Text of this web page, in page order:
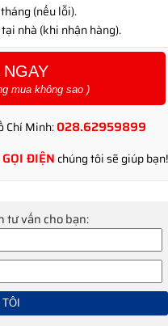
(nếu lỗi).
nhà (khi nhận hàng).
mua không sao )
Chí Minh:028.62959899
ĐIỆN chúng tôi sẽ giúp bạn!
tư vấn cho bạn: